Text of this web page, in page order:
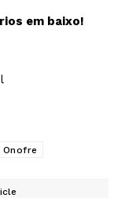
em baixo!
Onofre